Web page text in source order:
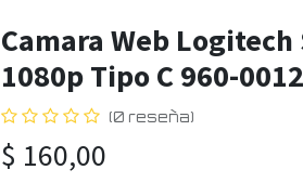
Camara Web
1080p Tipo C 960-
(0 reseña)
$ 160,00